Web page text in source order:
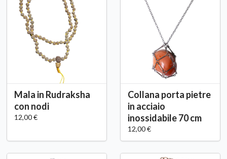
Mala in Rudraksha
con nodi
12,00 €
Collana porta pietre
in acciaio
inossidabile 70 cm
12,00 €